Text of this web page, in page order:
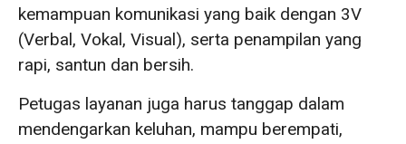
kemampuan komunikasi yang baik dengan 3V
(Verbal, Vokal, Visual), serta penampilan yang
rapi, santun dan bersih.
Petugas layanan juga harus tanggap dalam
mendengarkan keluhan, mampu berempati,